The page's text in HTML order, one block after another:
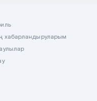
хабарландыруларым